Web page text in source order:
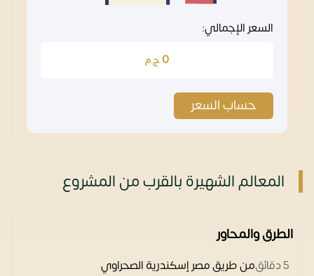
السعر الإجمالي:
0 ج.م
حساب السعر
المعالم الشهيرة بالقرب من المشروع
الطرق والمحاور
5 دقائق
من طريق مصر إسكندرية الصحراوي